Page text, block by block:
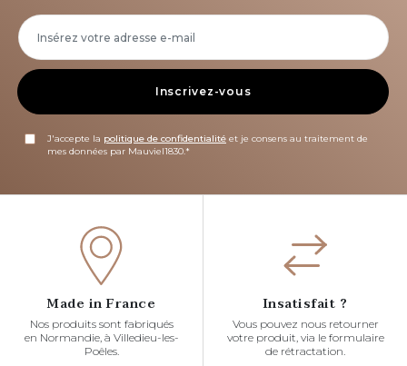
Inscrivez-vous
J'accepte la politique de confidentialité et je consens au traitement de
mes données par Mauviel1830.*
Made in France
Nos produits sont fabriqués
en Normandie, à Villedieu-les-
Poêles.
Insatisfait ?
Vous pouvez nous retourner
votre produit, via le formulaire
de rétractation.